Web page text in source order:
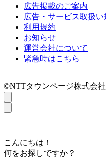
広告掲載のご案内
広告・サービス取扱い
利用規約
お知らせ
運営会社について
緊急時はこちら
©NTTタウンページ株式会社
こんにちは！
何をお探しですか？